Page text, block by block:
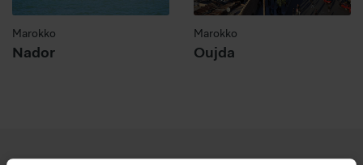
Marokko
Nador
Marokko
Oujda